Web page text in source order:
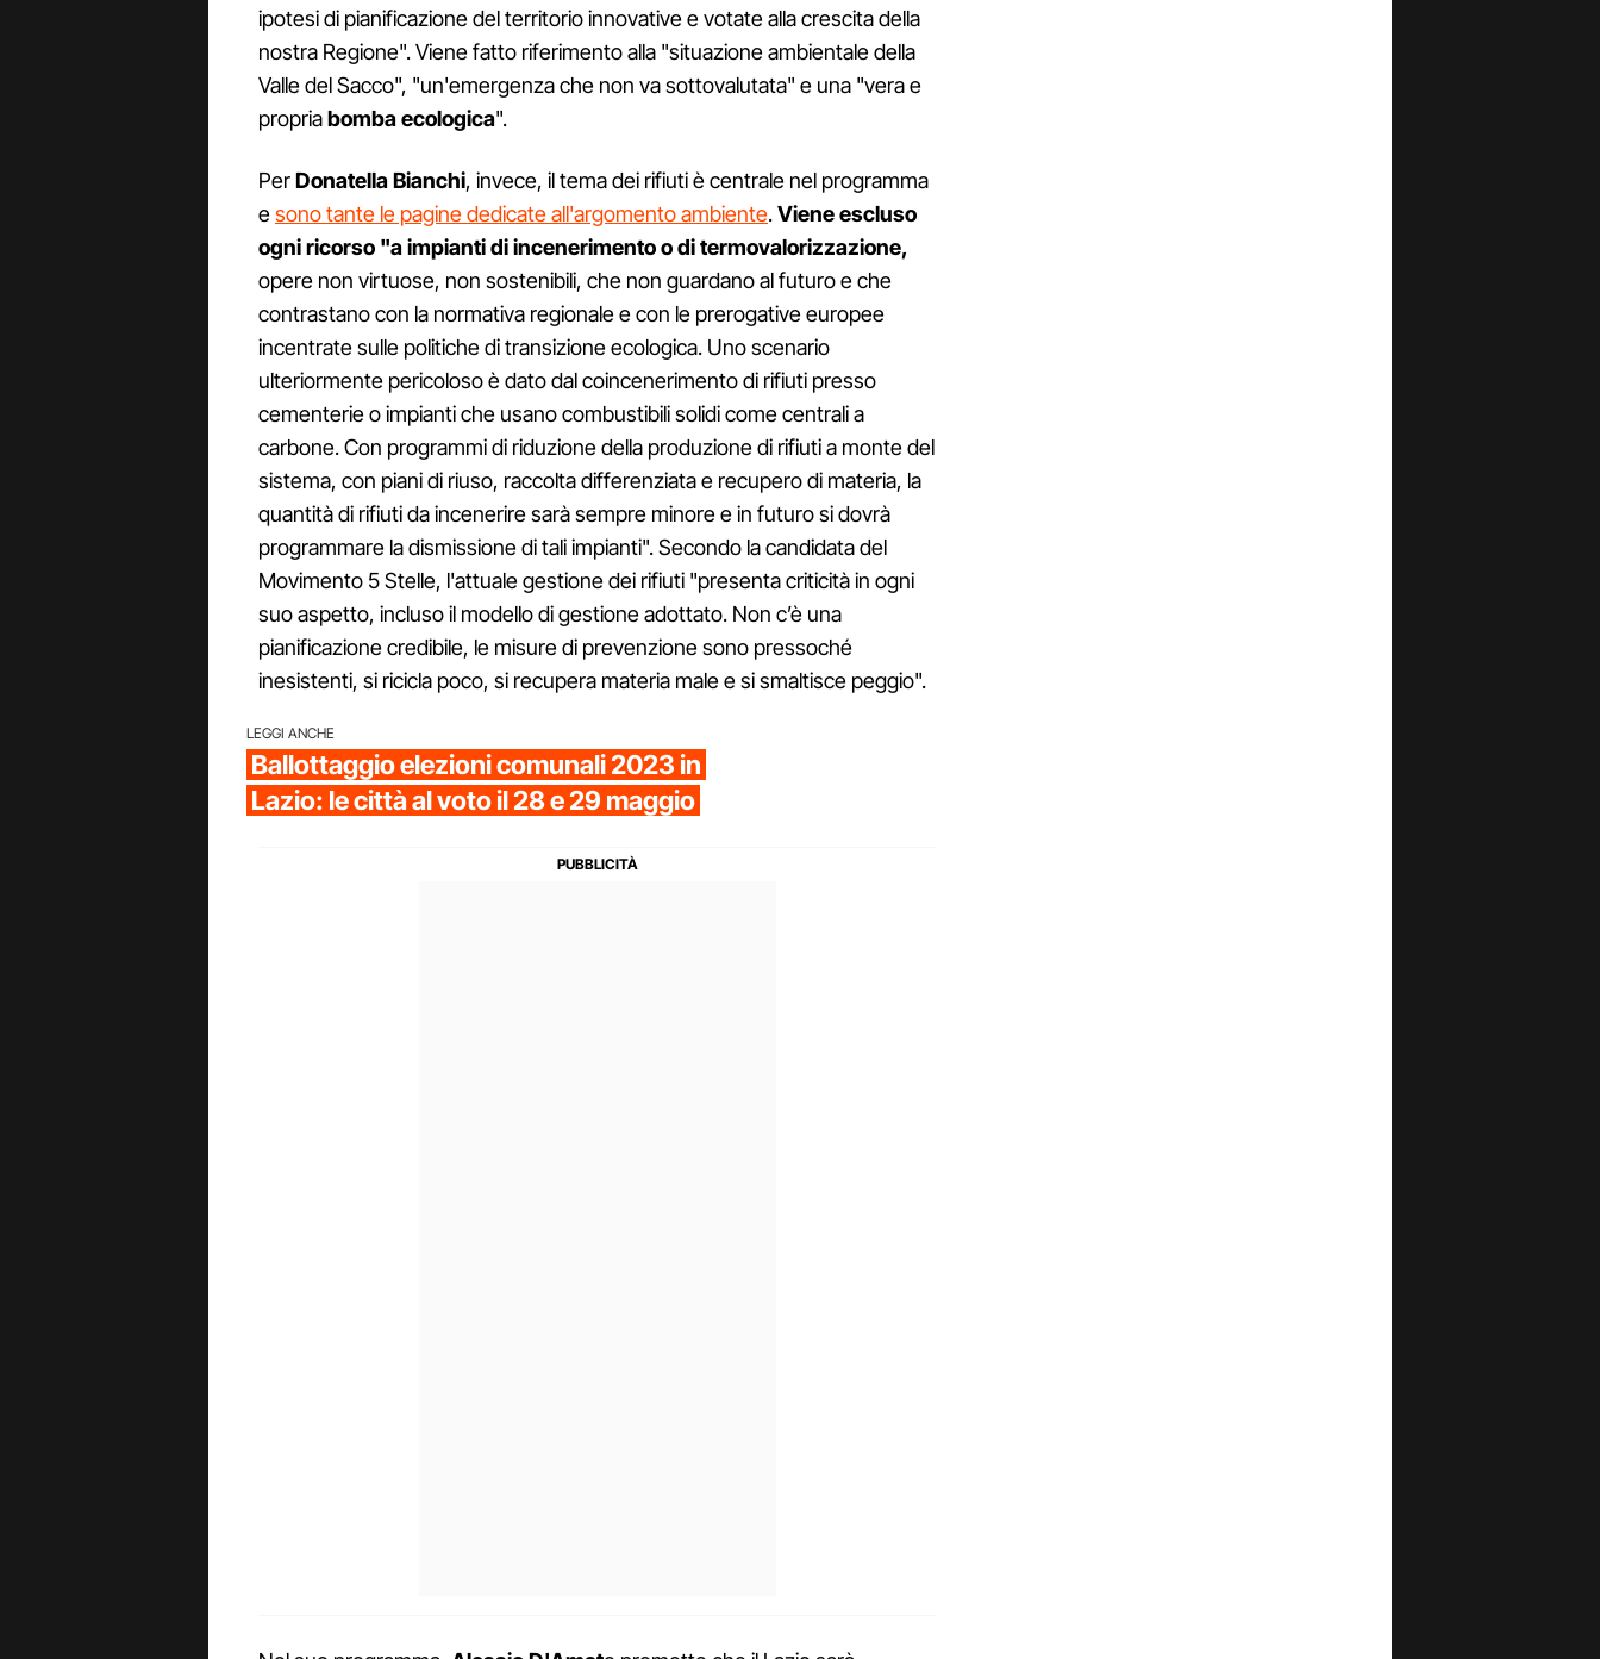
ipotesi di pianificazione del territorio innovative e votate alla crescita della
nostra Regione". Viene fatto riferimento alla "situazione ambientale della
Valle del Sacco", "un'emergenza che non va sottovalutata" e una "vera e
propriabomba ecologica".
PerDonatella Bianchi, invece, il tema dei rifiuti è centrale nel programma
esono tante le pagine dedicate all'argomento ambiente.Viene escluso
ogni ricorso "a impianti di incenerimento o di termovalorizzazione,
opere non virtuose, non sostenibili, che non guardano al futuro e che
contrastano con la normativa regionale e con le prerogative europee
incentrate sulle politiche di transizione ecologica. Uno scenario
ulteriormente pericoloso è dato dal coincenerimento di rifiuti presso
cementerie o impianti che usano combustibili solidi come centrali a
carbone. Con programmi di riduzione della produzione di rifiuti a monte del
sistema, con piani di riuso, raccolta differenziata e recupero di materia, la
quantità di rifiuti da incenerire sarà sempre minore e in futuro si dovrà
programmare la dismissione di tali impianti". Secondo la candidata del
Movimento 5 Stelle, l'attuale gestione dei rifiuti "presenta criticità in ogni
suo aspetto, incluso il modello di gestione adottato. Non c’è una
pianificazione credibile, le misure di prevenzione sono pressoché
inesistenti, si ricicla poco, si recupera materia male e si smaltisce peggio".
LEGGI ANCHE
Ballottaggio elezioni comunali 2023 in
Lazio: le città al voto il 28 e 29 maggio